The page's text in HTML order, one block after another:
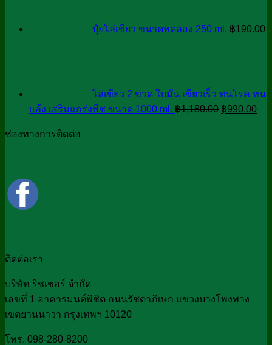
ปุ๋ยโล่เขียว ขนาดทดลอง 250 ml. ฿190.00
โล่เขียว 2 ขวด ใบมัน เขียวเร็ว ทนโรค ทน
แล้ง เสริมแกร่งพืช ขนาด 1000 ml. ฿1,180.00 Original
฿990.00
ช่องทางการติดต่อ
ติดต่อเรา
บริษัท ริชเชอร์ จำกัด
เลขที่ 1 อาคารมนต์พิชิต ถนนรัชดาภิเษก แขวงบางโพงพาง
เขตยานนาวา กรุงเทพฯ 10120
โทร. 098-280-8200